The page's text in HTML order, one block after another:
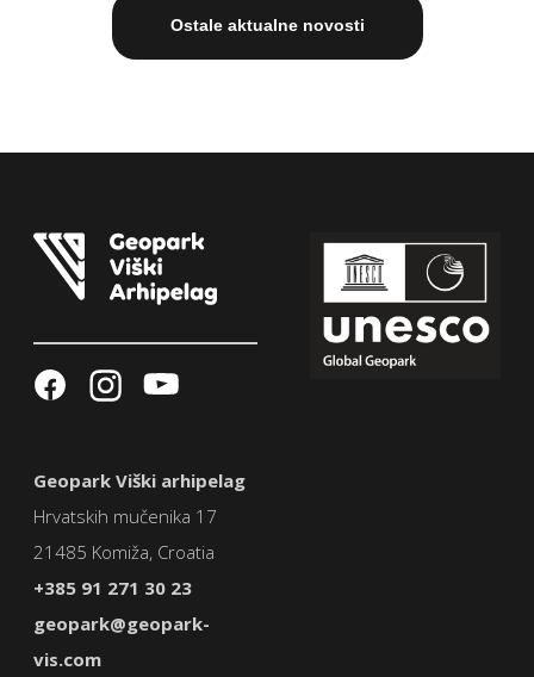
Ostale aktualne novosti
Geopark Viški arhipelag
Hrvatskih mučenika 17
21485 Komiža, Croatia
+385 91 271 30 23
geopark@geopark-
vis.com